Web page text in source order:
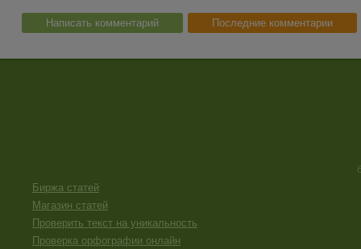
Написать комментарий Последние комментарии
Биржа статей
Магазин статей
Проверить текст на уникальность
Проверка орфографии онлайн